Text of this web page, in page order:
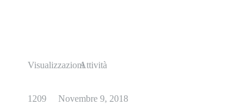
VisualizzazioniAttività
1209 Novembre 9, 2018